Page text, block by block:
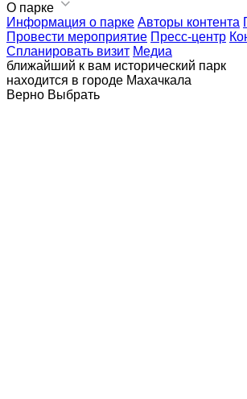
О парке
Информация о парке Авторы контента
Провести мероприятие Пресс-центр
Спланировать визит Медиа
ближайший к вам исторический парк
находится в городе Махачкала
Верно Выбрать